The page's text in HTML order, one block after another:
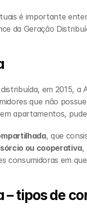
é importante
da Geração
em 2015, a
que não
apartamentos,
, que
ou cooperativa,
consumidoras em
tipos de